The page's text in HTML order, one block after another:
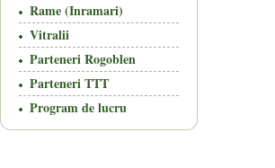
Rame (Inramari)
Vitralii
Parteneri Rogoblen
Parteneri TTT
Program de lucru